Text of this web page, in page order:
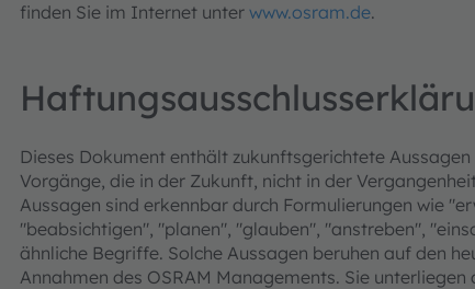
finden Sie im Internet unter www.osram.de.
Dieses Dokument enthält zukunftsgerichtete
Vorgänge, die in der Zukunft, nicht in der
Aussagen sind erkennbar durch Formulierungen wie
"beabsichtigen", "planen", "glauben", "anstreben",
ähnliche Begriffe. Solche Aussagen beruhen auf den
Annahmen des OSRAM Managements. Sie unterliegen